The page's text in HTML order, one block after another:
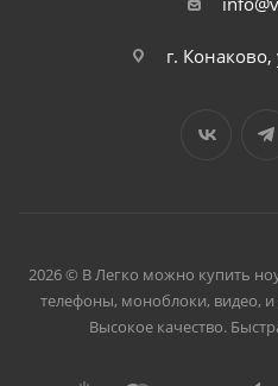
г.
2026 © В Легко можно купить
телефоны, моноблоки, видео,
Высокое качество.